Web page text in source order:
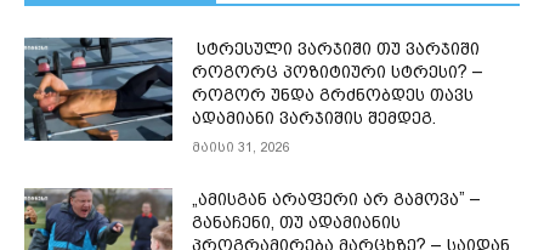
სტრესული ვარჯიში თუ ვარჯიში
როგორც პოზიტიური სტრესი? –
როგორ უნდა გრძნობდეს თავს
ადამიანი ვარჯიშის შემდეგ.
მაისი 31, 2026
„ამისგან არაფერი არ გამოვა” –
განაჩენი, თუ ადამიანის
პროგრამირება მარცხზე? – საიდან